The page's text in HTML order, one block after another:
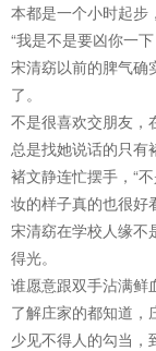
本都是一个小时起步
“我是不是要凶你一
宋清窈以前的脾气确
了。
不是很喜欢交朋友，
总是找她说话的只有
褚文静连忙摆手，“
妆的样子真的也很好
宋清窈在学校人缘不
得光。
谁愿意跟双手沾满鲜
了解庄家的都知道，
少见不得人的勾当，